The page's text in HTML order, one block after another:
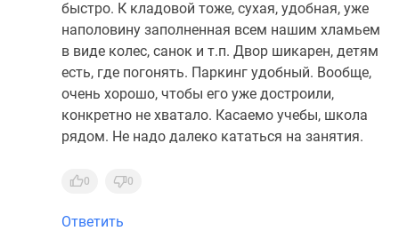
быстро. К кладовой тоже, сухая, удобная, уже
наполовину заполненная всем нашим хламьем
в виде колес, санок и т.п. Двор шикарен, детям
есть, где погонять. Паркинг удобный. Вообще,
очень хорошо, чтобы его уже достроили,
конкретно не хватало. Касаемо учебы, школа
рядом. Не надо далеко кататься на занятия.
0 0
Ответить